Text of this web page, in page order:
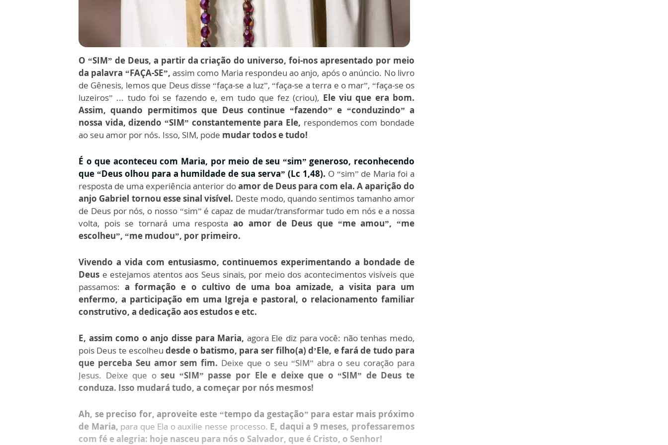
O “SIM” de Deus, a partir da criação do universo, foi-nos apresentado por meio
da palavra “FAÇA-SE”, assim como Maria respondeu ao anjo, após o anúncio. No livro
de Gênesis, lemos que Deus disse “faça-se a luz”, “faça-se a terra e o mar”, “faça-se os
luzeiros” ... tudo foi se fazendo e, em tudo que fez (criou), Ele viu que era bom.
Assim, quando permitimos que Deus continue “fazendo” e “conduzindo” a
nossa vida, dizendo “SIM” constantemente para Ele, respondemos com bondade
ao seu amor por nós. Isso, SIM, pode mudar todos e tudo!
É o que aconteceu com Maria, por meio de seu “sim” generoso, reconhecendo
que “Deus olhou para a humildade de sua serva” (Lc 1,48). O “sim” de Maria foi a
resposta de uma experiência anterior doamor de Deus para com ela. A aparição do
anjo Gabriel tornou esse sinal visível. Deste modo, quando sentimos tamanho amor
de Deus por nós, o nosso “sim” é capaz de mudar/transformar tudo em nós e a nossa
volta, pois se tornará uma resposta ao amor de Deus que “me amou”, “me
escolheu”, “me mudou”, por primeiro.
Vivendo a vida com entusiasmo, continuemos experimentando a bondade de
Deus e estejamos atentos aos Seus sinais, por meio dos acontecimentos visíveis que
passamos:a formação e o cultivo de uma boa amizade, a visita para um
enfermo, a participação em uma Igreja e pastoral, o relacionamento familiar
construtivo, a dedicação aos estudos e etc.
E, assim como o anjo disse para Maria, agora Ele diz para você: não tenhas medo,
pois Deus te escolheudesde o batismo, para ser filho(a) d’Ele, e fará de tudo para
que perceba Seu amor sem fim. Deixe que o seu “SIM” abra o seu coração para
Jesus. Deixe que oseu “SIM” passe por Ele e deixe que o “SIM” de Deus te
conduza. Isso mudará tudo, a começar por nós mesmos!
Ah, se preciso for, aproveite este “tempo da gestação” para estar mais próximo
de Maria, para que Ela o auxilie nesse processo. E, daqui a 9 meses, professaremos
com fé e alegria: hoje nasceu para nós o Salvador, que é Cristo, o Senhor!